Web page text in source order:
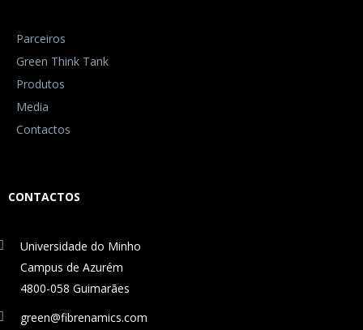
Parceiros
Green Think Tank
Produtos
Media
Contactos
CONTACTOS
Universidade do Minho
Campus de Azurém
4800-058 Guimarães
green@fibrenamics.com